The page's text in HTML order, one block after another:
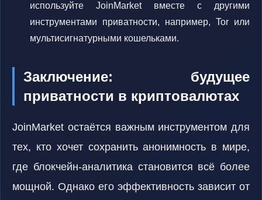
используйте JoinMarket вместе с другими
инструментами приватности, например, Tor или
мультисигнатурными кошельками.
Заключение: будущее
приватности в криптовалютах
JoinMarket остаётся важным инструментом для
тех, кто хочет сохранить анонимность в мире,
где блокчейн-аналитика становится всё более
мощной. Однако его эффективность зависит от